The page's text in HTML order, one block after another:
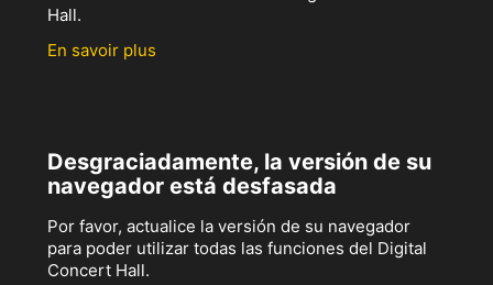
Hall.
En savoir plus
Desgraciadamente, la versión de su
navegador está desfasada
Por favor, actualice la versión de su navegador
para poder utilizar todas las funciones del Digital
Concert Hall.